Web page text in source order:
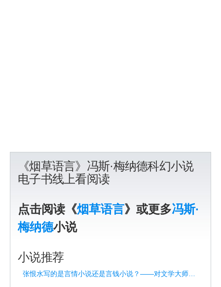
《烟草语言》冯斯·梅纳德科幻小说
电子书线上看阅读
点击阅读《烟草语言》或更多冯斯·
梅纳德小说
小说推荐